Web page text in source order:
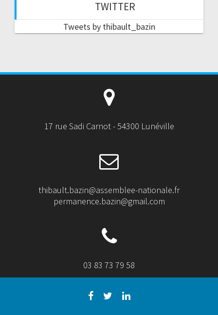
TWITTER
Tweets by thibault_bazin
17 rue Sadi Carnot - 54300 Lunéville
thibault.bazin@assemblee-nationale.fr
permanence.bazin@gmail.com
03 83 73 79 58